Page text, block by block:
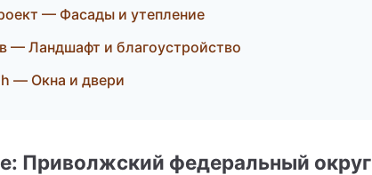
— Фасады и утепление
— Ландшафт и благоустройство
— Окна и двери
Приволжский федеральный округ